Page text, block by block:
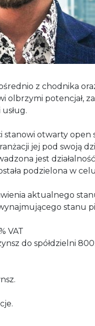
dużego
miasta.
parkingowe przy
z chodnika
olbrzymi potencjał,
stanowi otwarty open
jej pod swoją
jest
podzielona w
aktualnego
stanu
VAT
do spółdzielni